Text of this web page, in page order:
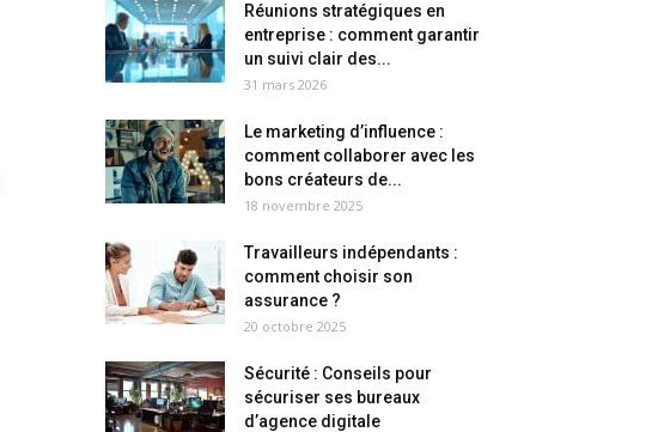
Réunions stratégiques en
entreprise : comment garantir
un suivi clair des...
31 mars 2026
Le marketing d’influence :
comment collaborer avec les
bons créateurs de...
18 novembre 2025
Travailleurs indépendants :
comment choisir son
assurance ?
20 octobre 2025
Sécurité : Conseils pour
sécuriser ses bureaux
d’agence digitale